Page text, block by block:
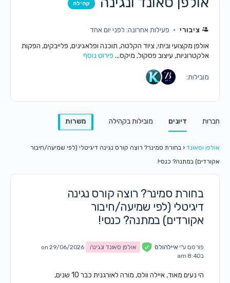
קהילה
ציבורי
פעילות אחרונה: לפני יום אחד
אולפן מקצועי וביתי, ציוד הקלטה, תוכנה ופלאגינים, פלייבקים, הפקות
אלקטרוניות, עיצוב פסקול, מיקס...פירוט נוסף
מובילות:
חברות דיונים מובילות בקהילה משרות
אולפן וסאונד ‹ בחורת סמינר? רוצה קורס נגינה דיגיטלי (לפי שמיעה/חיבור
אקורדים) במתנה? כנסי!
בחורת סמינר? רוצה קורס נגינה
דיגיטלי (לפי שמיעה/חיבור
אקורדים) במתנה? כנסי!
פורסם ע"יאיילהולס אולפן סאונד ונגינה
on 29/06/2026
ב8:40 am
הי נעים מאוד, איילה וולס, מורה לאורגנית כבר 10 שנים,